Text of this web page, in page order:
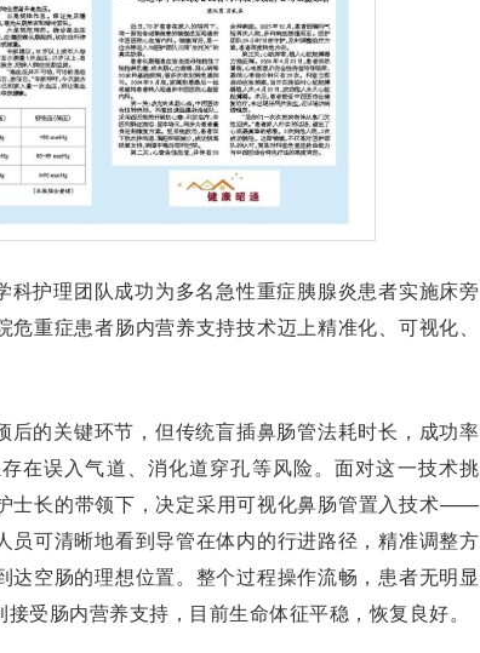
科护理团队成功为多名急性重症胰腺炎患者实施床旁
重症患者肠内营养支持技术迈上精准化、可视化、
后的关键环节，但传统盲插鼻肠管法耗时长，成功率
在误入气道、消化道穿孔等风险。面对这一技术挑
士长的带领下，决定采用可视化鼻肠管置入技术——
员可清晰地看到导管在体内的行进路径，精准调整方
空肠的理想位置。整个过程操作流畅，患者无明显
受肠内营养支持，目前生命体征平稳，恢复良好。